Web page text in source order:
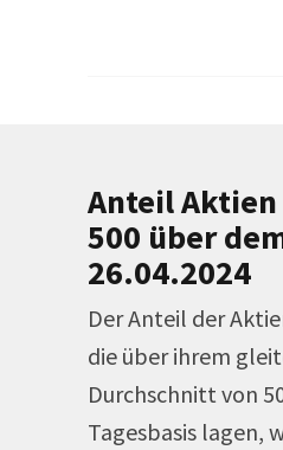
Anteil Aktien
500 über
26.04.2024
Der Anteil der
die über ihrem
Durchschnitt von
Tagesbasis lagen,